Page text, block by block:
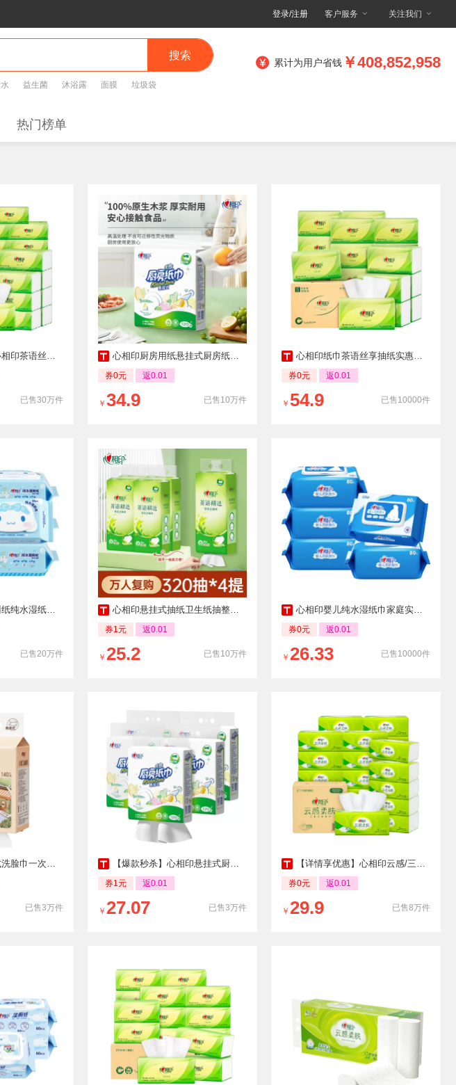
登录/注册 客户服务 关注我们
搜索
益生菌 沐浴露 面膜 垃圾袋
累计为用户省钱 ￥408,852,958
热门榜单
110抽24包卫生纸巾餐巾纸
已售30万件
心相印厨房用纸悬挂式厨房纸吸油锁水食品级厨房专用5提厨房抽by
券0元 返0.01
已售10万件
￥ 34.9
心相印纸巾茶语丝享抽纸实惠装大包餐巾纸S码150抽三层24包餐巾纸
券0元 返0.01
已售10000件
￥ 54.9
所女士洁厕湿巾纸80抽
已售20万件
心相印悬挂式抽纸卫生纸抽整箱餐巾纸大包加厚M码320抽壁挂式厕纸
券1元 返0.01
已售10万件
￥ 25.2
心相印婴儿纯水湿纸巾家庭实惠纯水加厚宝宝手口专用无添加湿巾
券0元 返0.01
已售10000件
￥ 26.33
悬挂式加厚L码擦脸巾mz
已售3万件
【爆款秒杀】心相印悬挂式厨房用纸吸油吸水5提厨房专用食品级
券1元 返0.01
已售3万件
￥ 27.07
【详情享优惠】心相印云感/三丽鸥抽纸挂抽多规格餐巾纸卫生纸巾
券0元 返0.01
已售8万件
￥ 29.9